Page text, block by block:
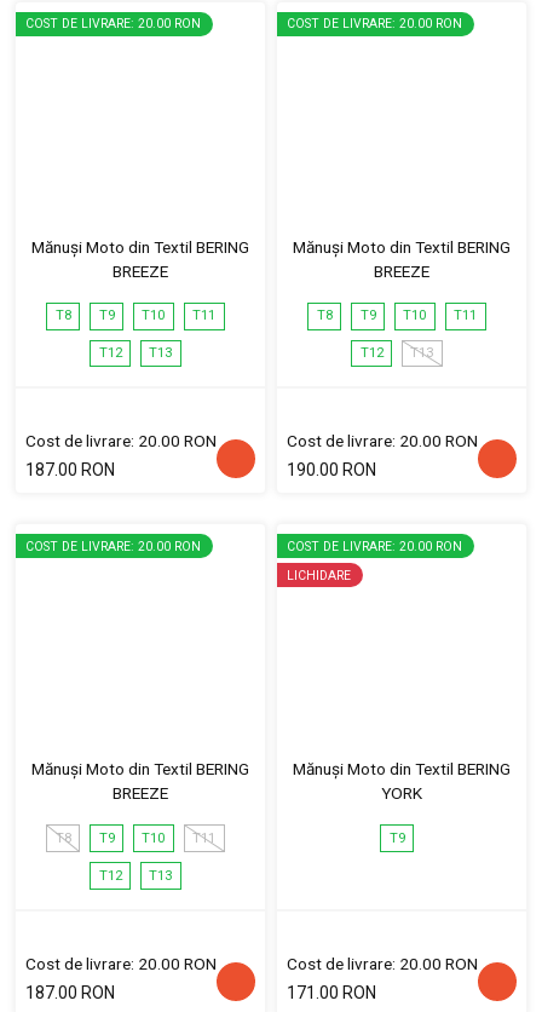
COST DE LIVRARE: 20.00 RON
Mănuși Moto din Textil BERING
BREEZE
T8 T9 T10 T11
T12 T13
Cost de livrare: 20.00 RON
187.00 RON
COST DE LIVRARE: 20.00 RON
Mănuși Moto din Textil BERING
BREEZE
T8 T9 T10 T11
T12 T13
Cost de livrare: 20.00 RON
190.00 RON
COST DE LIVRARE: 20.00 RON
Mănuși Moto din Textil BERING
BREEZE
T8 T9 T10 T11
T12 T13
Cost de livrare: 20.00 RON
187.00 RON
COST DE LIVRARE: 20.00 RON
LICHIDARE
Mănuși Moto din Textil BERING
YORK
T9
Cost de livrare: 20.00 RON
171.00 RON